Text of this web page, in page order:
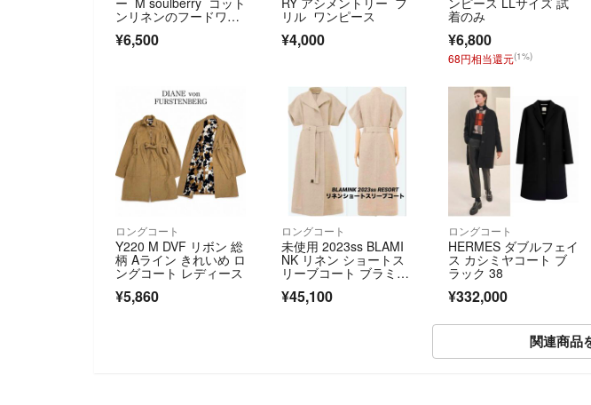
ンリネンのフードワン
ピース
¥6,500
リル ワンピース
¥4,000
着のみ
¥6,800
68円相当還元(1%)
ロングコート
Y220 M DVF リボン 総
柄 Aライン きれいめ ロ
ングコート レディース
¥5,860
ロングコート
未使用 2023ss BLAMI
NK リネン ショートス
リーブコート ブラミン
¥45,100
ロングコート
HERMES ダブルフェイ
ス カシミヤコート ブ
ラック 38
¥332,000
関連商品